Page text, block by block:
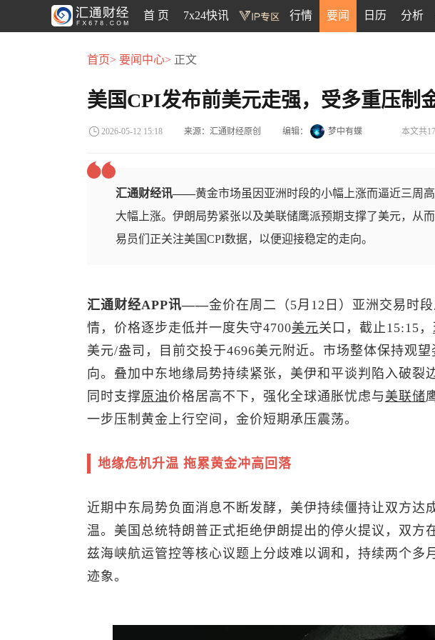
首 页 7x24快讯 行情 要闻 日历 分析
首页> 要闻中心> 正文
美国CPI发布前美元走强，受多重压制
2026-05-12 15:18 来源：汇通财经原创 编辑： 梦中有蝶 本文共
汇通财经讯——黄金市场虽因亚洲时段的小幅上涨而逼近三周
大幅上涨。伊朗局势紧张以及美联储鹰派预期支撑了美元，从
易员们正关注美国CPI数据，以便迎接稳定的走向。
汇通财经APP讯——金价在周二（5月12日）亚洲交易时
情，价格逐步走低并一度失守4700美元关口，截止15:15，
美元/盎司，目前交投于4696美元附近。市场整体保持观望
向。叠加中东地缘局势持续紧张，美伊和平谈判陷入破裂
同时支撑原油价格居高不下，强化全球通胀忧虑与 美联储
一步压制黄金上行空间，金价短期承压震荡。
地缘危机升温 拖累黄金冲高回落
近期中东局势负面消息不断发酵，美伊持续僵持让双方达
温。美国总统特朗普正式拒绝伊朗提出的停火提议，双方
兹海峡航运管控等核心议题上分歧难以调和，持续两个多
迹象。